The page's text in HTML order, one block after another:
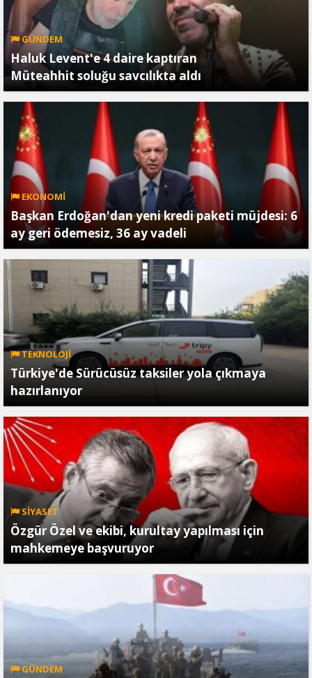
GÜNDEM
Haluk Levent'e 4 daire kaptıran
Müteahhit soluğu savcılıkta aldı
EKONOMİ
Başkan Erdoğan'dan yeni kredi paketi müjdesi: 6
ay geri ödemesiz, 36 ay vadeli
TEKNOLOJİ
Türkiye'de Sürücüsüz taksiler yola çıkmaya
hazırlanıyor
SİYASET
Özgür Özel ve ekibi, kurultay yapılması için
mahkemeye başvuruyor
GÜNDEM